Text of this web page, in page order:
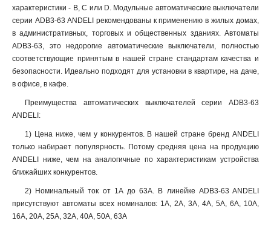
характеристики - B, C или D. Модульные автоматические выключатели
серии ADB3-63 ANDELI рекомендованы к применению в жилых домах,
в административных, торговых и общественных зданиях. Автоматы
ADB3-63, это недорогие автоматические выключатели, полностью
соответствующие принятым в нашей стране стандартам качества и
безопасности. Идеально подходят для установки в квартире, на даче,
в офисе, в кафе.
Преимущества автоматических выключателей серии ADB3-63
ANDELI:
1) Цена ниже, чем у конкурентов. В нашей стране бренд ANDELI
только набирает популярность. Потому средняя цена на продукцию
ANDELI ниже, чем на аналогичные по характеристикам устройства
ближайших конкурентов.
2) Номинальный ток от 1А до 63А. В линейке ADB3-63 ANDELI
присутствуют автоматы всех номиналов: 1А, 2А, 3А, 4А, 5А, 6А, 10А,
16А, 20А, 25А, 32А, 40А, 50А, 63А